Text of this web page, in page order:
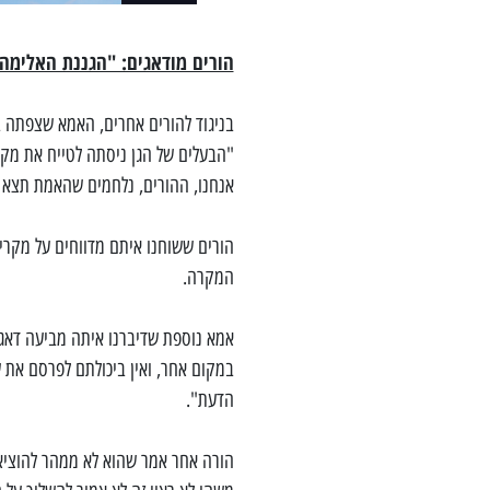
הורים מודאגים: "הגננת
בניגוד להורים אחרים, האמא
"הבעלים של הגן ניסתה לטייח את
אנחנו, ההורים, נלחמים שהאמת
הורים ששוחנו איתם מדווחים על
המקרה.
אמא נוספת שדיברנו איתה מביעה
במקום אחר, ואין ביכולתם לפרסם
הדעת".
הורה אחר אמר שהוא לא ממהר